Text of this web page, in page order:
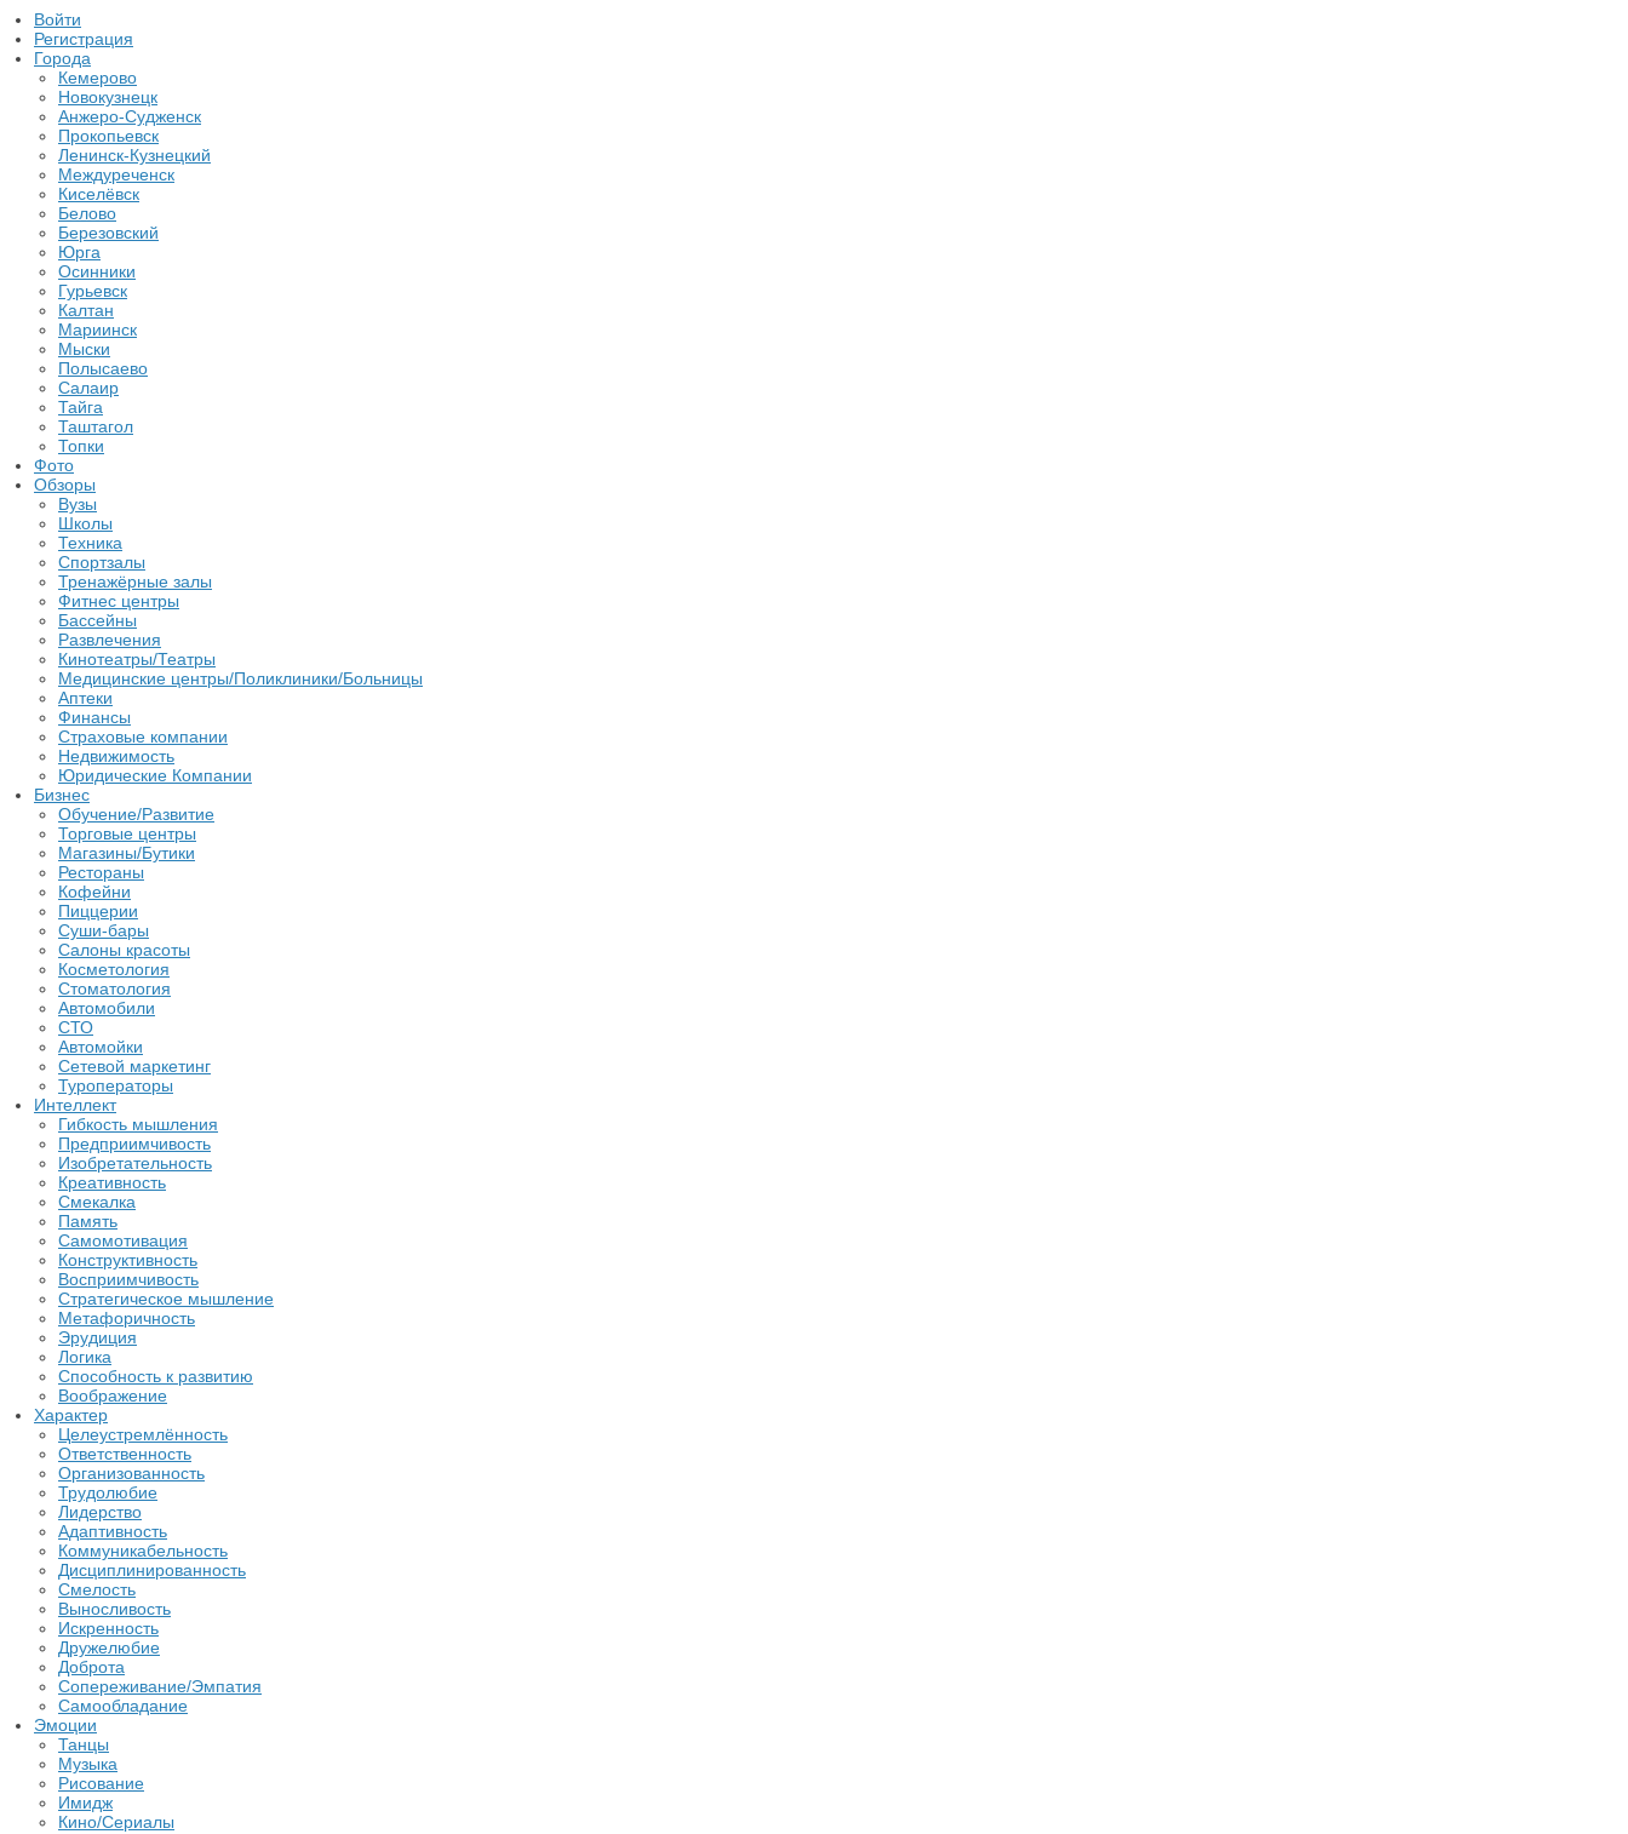
Войти
Регистрация
Города
Кемерово
Новокузнецк
Анжеро-Судженск
Прокопьевск
Ленинск-Кузнецкий
Междуреченск
Киселёвск
Белово
Березовский
Юрга
Осинники
Гурьевск
Калтан
Мариинск
Мыски
Полысаево
Салаир
Тайга
Таштагол
Топки
Фото
Обзоры
Вузы
Школы
Техника
Спортзалы
Тренажёрные залы
Фитнес центры
Бассейны
Развлечения
Кинотеатры/Театры
Медицинские центры/Поликлиники/Больницы
Аптеки
Финансы
Страховые компании
Недвижимость
Юридические Компании
Бизнес
Обучение/Развитие
Торговые центры
Магазины/Бутики
Рестораны
Кофейни
Пиццерии
Суши-бары
Салоны красоты
Косметология
Стоматология
Автомобили
СТО
Автомойки
Сетевой маркетинг
Туроператоры
Интеллект
Гибкость мышления
Предприимчивость
Изобретательность
Креативность
Смекалка
Память
Самомотивация
Конструктивность
Восприимчивость
Стратегическое мышление
Метафоричность
Эрудиция
Логика
Способность к развитию
Воображение
Характер
Целеустремлённость
Ответственность
Организованность
Трудолюбие
Лидерство
Адаптивность
Коммуникабельность
Дисциплинированность
Смелость
Выносливость
Искренность
Дружелюбие
Доброта
Сопереживание/Эмпатия
Самообладание
Эмоции
Танцы
Музыка
Рисование
Имидж
Кино/Сериалы